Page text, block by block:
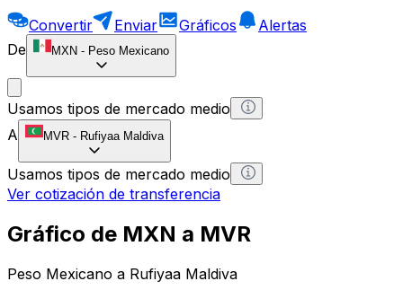
Convertir Enviar Gráficos
Alertas
De
MXN - Peso Mexicano
Usamos tipos de mercado medio
A
MVR - Rufiyaa Maldiva
Usamos tipos de mercado medio
Ver cotización de transferencia
Gráfico de MXN a MVR
Peso Mexicano a Rufiyaa Maldiva